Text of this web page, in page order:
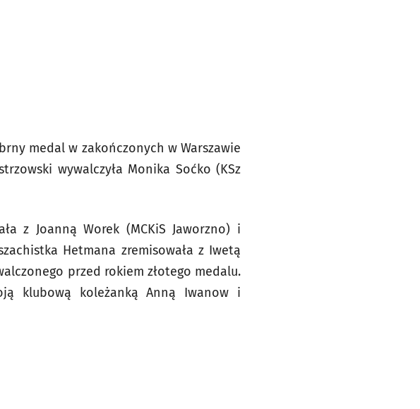
medal w zakończonych w Warszawie
wywalczyła Monika Soćko (KSz
z Joanną Worek (MCKiS Jaworzno) i
Hetmana zremisowała z Iwetą
przed rokiem złotego medalu.
klubową koleżanką Anną Iwanow i